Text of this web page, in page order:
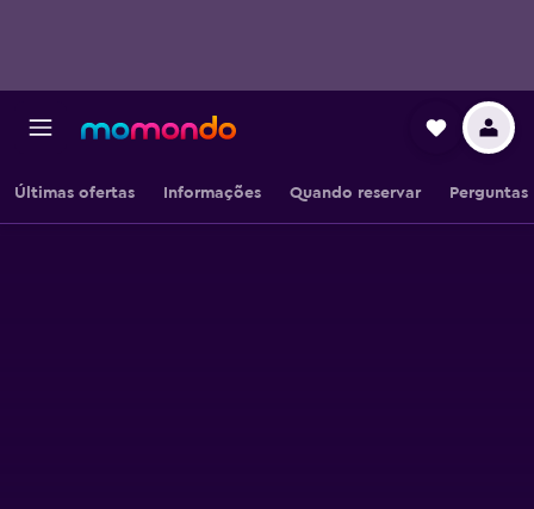
Últimas ofertas Informações Quando reservar Perguntas